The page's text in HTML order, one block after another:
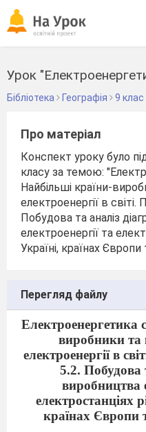
Урок
Бібліотека Географія 9 клас
Про матеріал
Конспект уроку було
класу за темою:
Найбільші країни-
електроенергії в
Побудова та аналіз
електроенергії та
Україні, країнах Європи
Перегляд файлу
Електроенергетика
виробники та
електроенергії в
5.2. Побудова
виробництва
електростанціях
країнах Європи